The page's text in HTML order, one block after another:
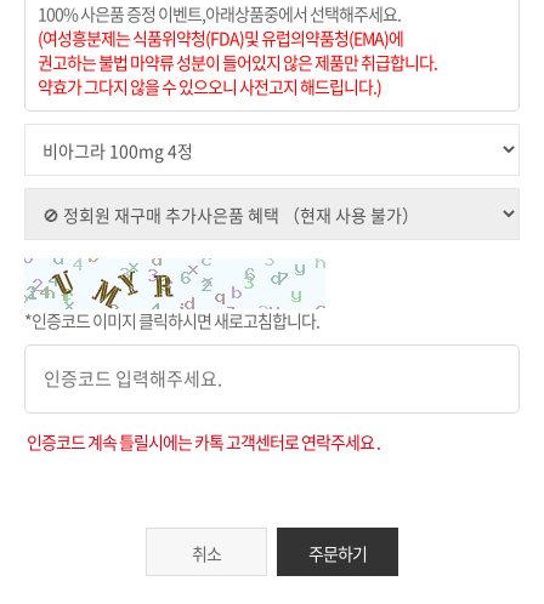
100% 사은품 증정 이벤트,아래상품중에서 선택해주세요.
(여성흥분제는 식품위약청(FDA)및 유럽의약품청(EMA)에
권고하는 불법 마약류 성분이 들어있지 않은 제품만 취급합니다.
약효가 그다지 않을 수 있으오니 사전고지 해드립니다.)
*인증코드 이미지 클릭하시면 새로고침합니다.
인증코드 계속 틀릴시에는 카톡 고객센터로 연락주세요 .
취소 주문하기